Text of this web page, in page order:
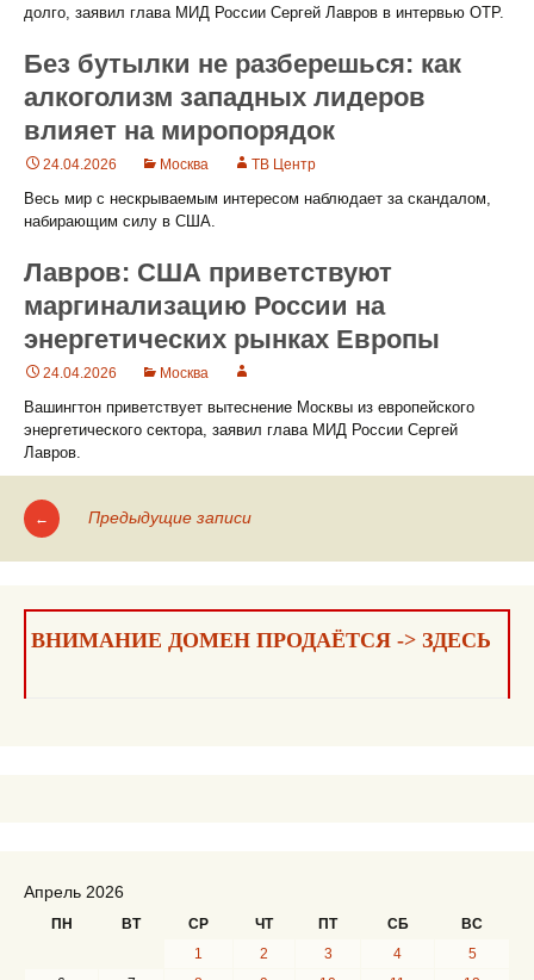
долго, заявил глава МИД России Сергей Лавров в интервью ОТР.
Без бутылки не разберешься: как
алкоголизм западных лидеров
влияет на миропорядок
24.04.2026 Москва ТВ Центр
Весь мир с нескрываемым интересом наблюдает за скандалом,
набирающим силу в США.
Лавров: США приветствуют
маргинализацию России на
энергетических рынках Европы
24.04.2026 Москва
Вашингтон приветствует вытеснение Москвы из европейского
энергетического сектора, заявил глава МИД России Сергей
Лавров.
Навигация
записям
← Предыдущие записи
ВНИМАНИЕ ДОМЕН ПРОДАЁТСЯ -> ЗДЕСЬ
Апрель 2026
ПН ВТ СР ЧТ ПТ СБ
ВС
1
2 3 4
5